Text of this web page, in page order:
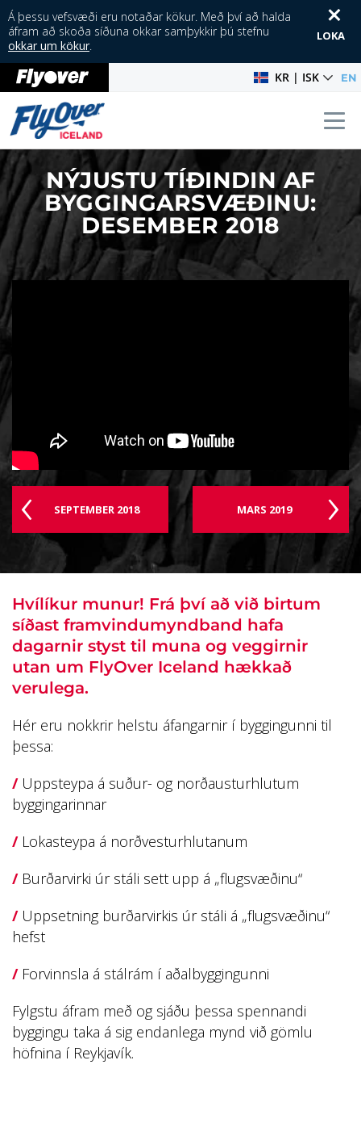
Á þessu vefsvæði eru notaðar kökur. Með því að halda
áfram að skoða síðuna okkar samþykkir þú stefnu
okkar um kökur.
LOKA
KR | ISK EN
NÝJUSTU TÍÐINDIN AF
BYGGINGARSVÆÐINU:
DESEMBER 2018
SEPTEMBER 2018 MARS 2019
Hvílíkur munur! Frá því að við birtum
síðast framvindumyndband hafa
dagarnir styst til muna og veggirnir
utan um FlyOver Iceland hækkað
verulega.
Hér eru nokkrir helstu áfangarnir í byggingunni til
þessa:
/Uppsteypa á suður- og norðausturhlutum
byggingarinnar
/Lokasteypa á norðvesturhlutanum
/Burðarvirki úr stáli sett upp á „flugsvæðinu“
/Uppsetning burðarvirkis úr stáli á „flugsvæðinu“
hefst
/Forvinnsla á stálrám í aðalbyggingunni
Fylgstu áfram með og sjáðu þessa spennandi
byggingu taka á sig endanlega mynd við gömlu
höfnina í Reykjavík.